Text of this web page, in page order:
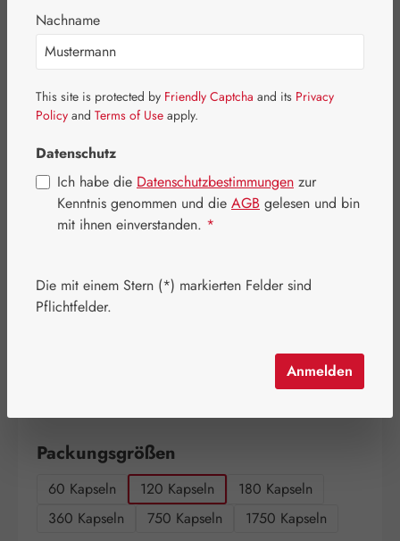
Regulärer Preis:
122,00 €
Inhalt:0.041 Kilogramm
Schnell zuschlagen! Es sind nur noch wenige Artikel
Packungsgrößen
60 Kapseln 120 Kapseln
180 Kapseln
360 Kapseln
750 Kapseln 1750 Kapseln
Nachname
This site is protected by Friendly Captcha and its Privacy
Policy and Terms of Use apply.
Datenschutz
Ich habe die Datenschutzbestimmungen zur
Kenntnis genommen und die AGB gelesen und bin
mit ihnen einverstanden. *
Die mit einem Stern (*) markierten Felder sind
Pflichtfelder.
Anmelden